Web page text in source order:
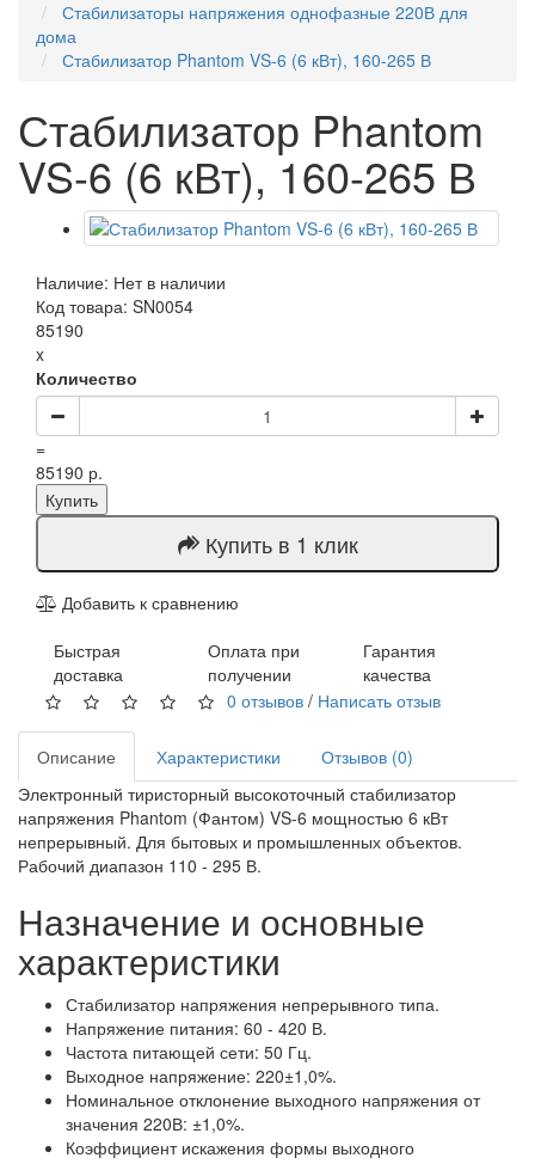
Стабилизаторы напряжения однофазные 220В для
дома
Стабилизатор Phantom VS-6 (6 кВт), 160-265 В
Стабилизатор Phantom
VS-6 (6 кВт), 160-265 В
Наличие: Нет в наличии
Код товара: SN0054
85190
x
Количество
=
85190 р.
Купить
Купить в 1 клик
Добавить к сравнению
Быстрая
доставка
Оплата при
получении
Гарантия
качества
0 отзывов / Написать отзыв
Описание Характеристики
Отзывов (0)
Электронный тиристорный высокоточный стабилизатор
напряжения Phantom (Фантом) VS-6 мощностью 6 кВт
непрерывный. Для бытовых и промышленных объектов.
Рабочий диапазон 110 - 295 В.
Назначение и основные
характеристики
Стабилизатор напряжения непрерывного типа.
Напряжение питания: 60 - 420 В.
Частота питающей сети: 50 Гц.
Выходное напряжение: 220±1,0%.
Номинальное отклонение выходного напряжения от
значения 220В: ±1,0%.
Коэффициент искажения формы выходного